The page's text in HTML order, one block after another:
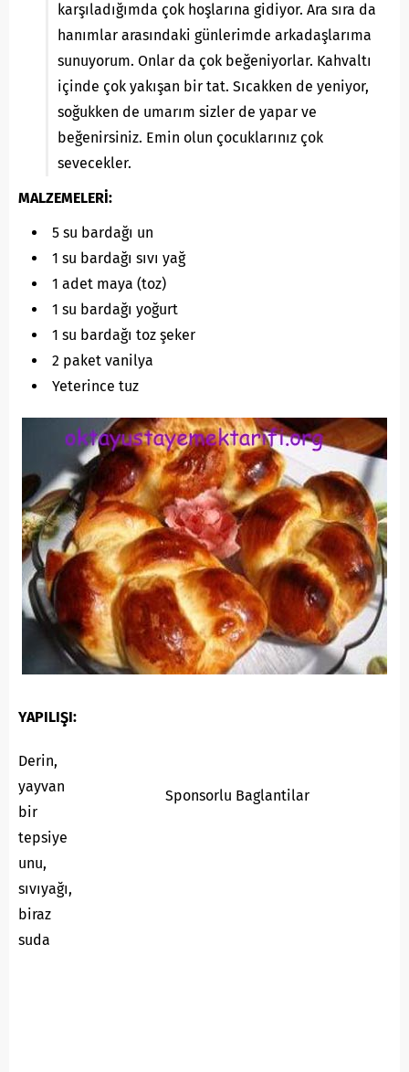
karşıladığımda çok hoşlarına gidiyor. Ara sıra da
hanımlar arasındaki günlerimde arkadaşlarıma
sunuyorum. Onlar da çok beğeniyorlar. Kahvaltı
içinde çok yakışan bir tat. Sıcakken de yeniyor,
soğukken de umarım sizler de yapar ve
beğenirsiniz. Emin olun çocuklarınız çok
sevecekler.
MALZEMELERİ:
5 su bardağı un
1 su bardağı sıvı yağ
1 adet maya (toz)
1 su bardağı yoğurt
1 su bardağı toz şeker
2 paket vanilya
Yeterince tuz
YAPILIŞI:
Sponsorlu Baglantilar
Derin,
yayvan
bir
tepsiye
unu,
sıvıyağı,
biraz
suda